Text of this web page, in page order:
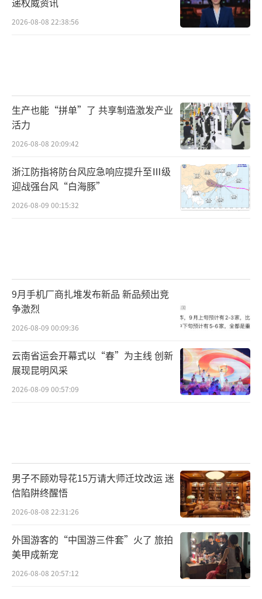
2026-08-08 22:38:56
生产也能“拼单”了 共享制造激发产业
活力
2026-08-08 20:09:42
浙江防指将防台风应急响应提升至Ⅲ级
迎战强台风“白海豚”
2026-08-09 00:15:32
9月手机厂商扎堆发布新品 新品频出竞
争激烈
2026-08-09 00:09:36
云南省运会开幕式以“春”为主线 创新
展现昆明风采
2026-08-09 00:57:09
男子不顾劝导花15万请大师迁坟改运 迷
信陷阱终醒悟
2026-08-08 22:31:26
外国游客的“中国游三件套”火了 旅拍
美甲成新宠
2026-08-08 20:57:12